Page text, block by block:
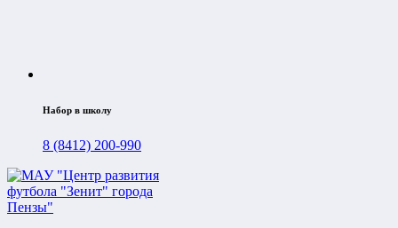
Набор в школу
8 (8412) 200-990